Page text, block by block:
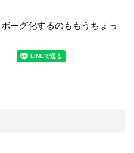
ーグ化するのももうちょっ